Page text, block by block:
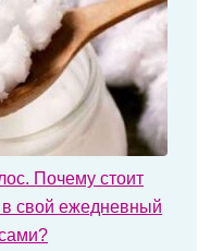
Почему стоит
в свой ежедневный